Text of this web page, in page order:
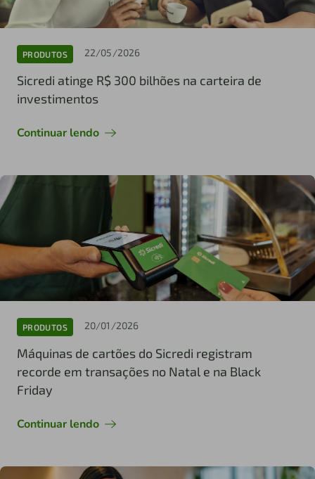
PRODUTOS 22/05/2026
Sicredi atinge R$ 300 bilhões na carteira de
investimentos
Continuar lendo
PRODUTOS 20/01/2026
Máquinas de cartões do Sicredi registram
recorde em transações no Natal e na Black
Friday
Continuar lendo